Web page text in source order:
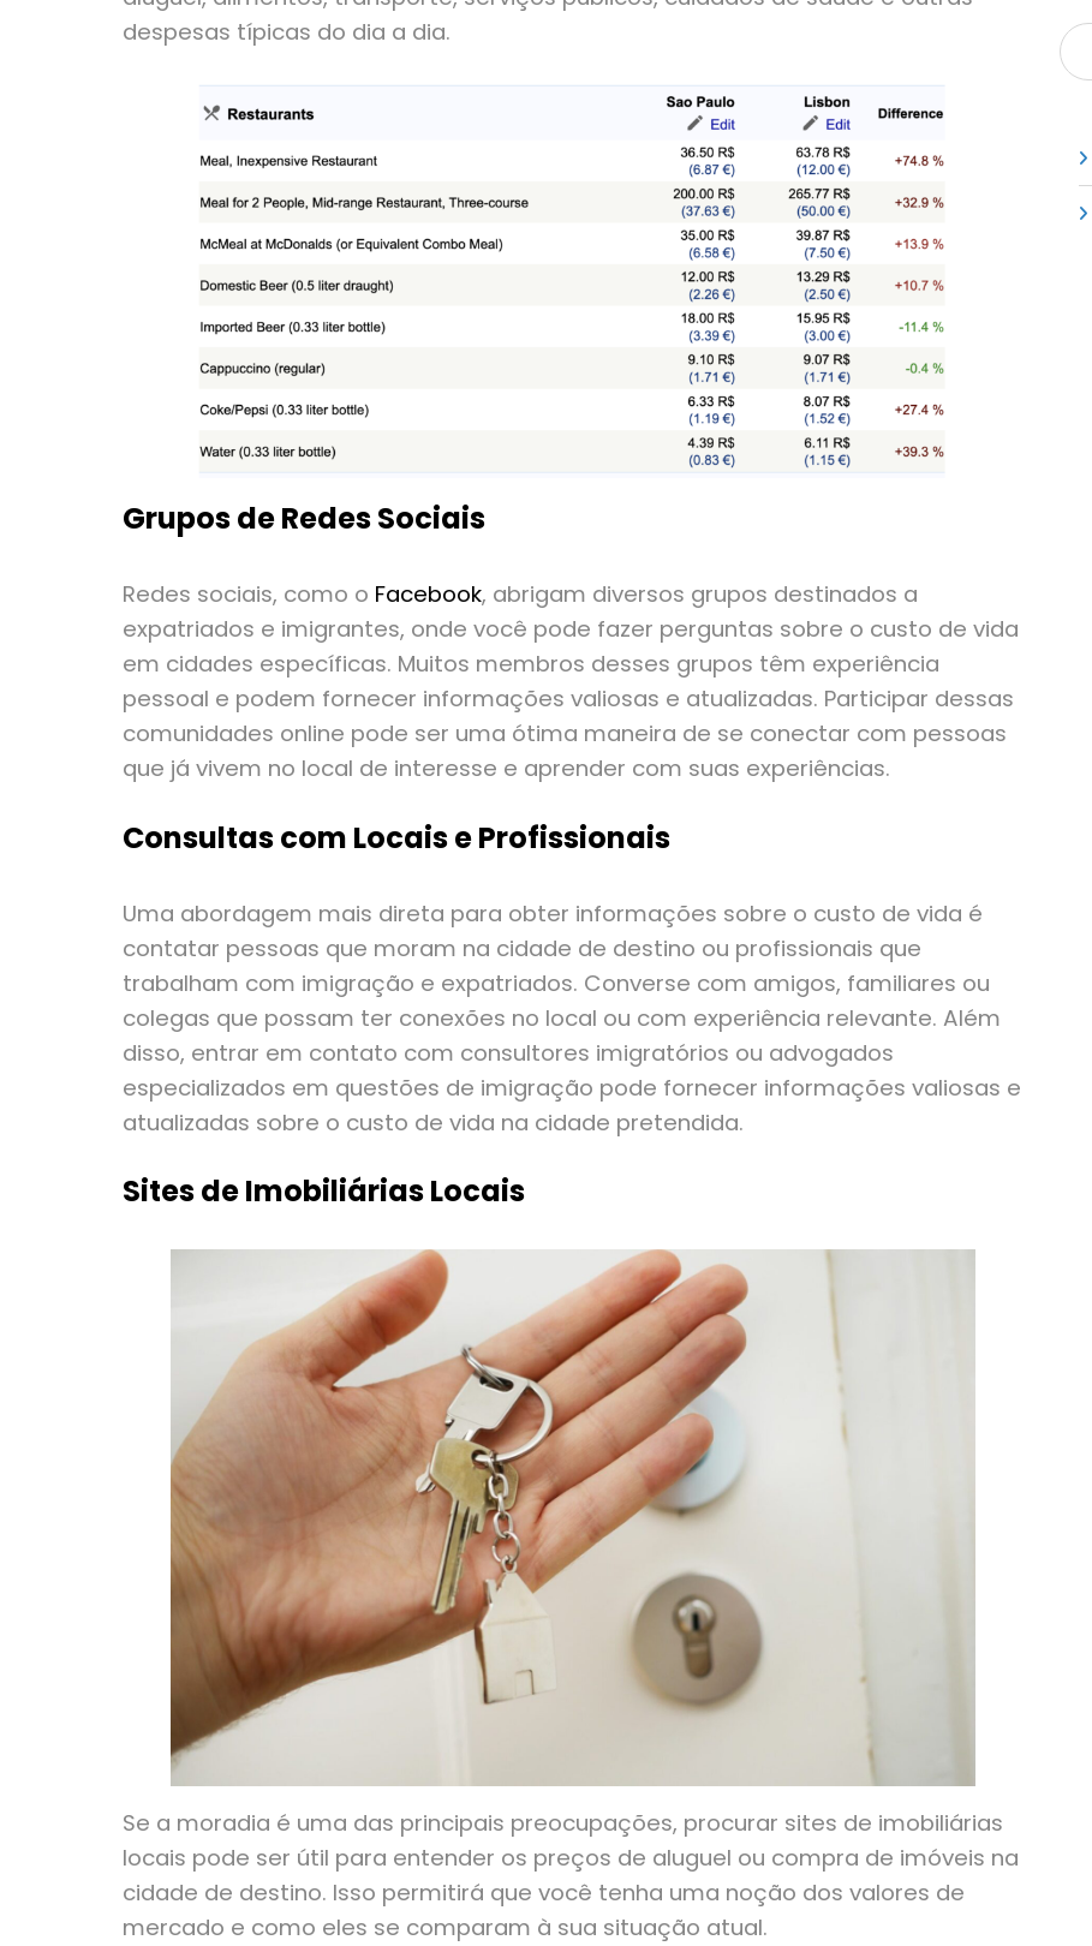
despesas típicas do dia a dia.
Grupos de Redes Sociais
Redes sociais, como o Facebook, abrigam diversos grupos destinados a
expatriados e imigrantes, onde você pode fazer perguntas sobre o custo de vida
em cidades específicas. Muitos membros desses grupos têm experiência
pessoal e podem fornecer informações valiosas e atualizadas. Participar dessas
comunidades online pode ser uma ótima maneira de se conectar com pessoas
que já vivem no local de interesse e aprender com suas experiências.
Consultas com Locais e Profissionais
Uma abordagem mais direta para obter informações sobre o custo de vida é
contatar pessoas que moram na cidade de destino ou profissionais que
trabalham com imigração e expatriados. Converse com amigos, familiares ou
colegas que possam ter conexões no local ou com experiência relevante. Além
disso, entrar em contato com consultores imigratórios ou advogados
especializados em questões de imigração pode fornecer informações valiosas e
atualizadas sobre o custo de vida na cidade pretendida.
Sites de Imobiliárias Locais
Se a moradia é uma das principais preocupações, procurar sites de imobiliárias
locais pode ser útil para entender os preços de aluguel ou compra de imóveis na
cidade de destino. Isso permitirá que você tenha uma noção dos valores de
mercado e como eles se comparam à sua situação atual.